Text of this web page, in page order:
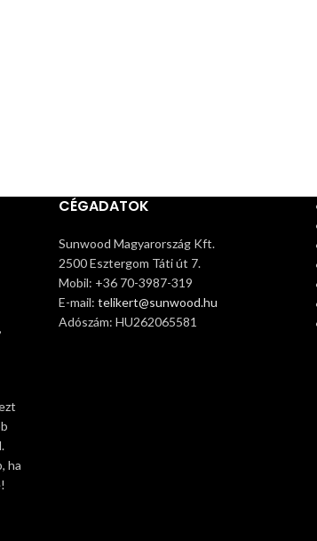
ha
CÉGADATOK
Sunwood Magyarország Kft.
2500 Esztergom Táti út 7.
Mobil: +36 70-3987-319
E-mail:telikert@sunwood.hu
Adószám: HU262065581